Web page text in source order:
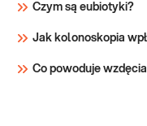
Czym są eubiotyki?
Jak kolonoskopia
Co powoduje